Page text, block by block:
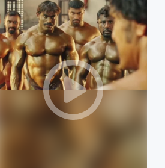
アート・写真
テクノロジー・ガジェット
映像・映画
ビジネス・起業